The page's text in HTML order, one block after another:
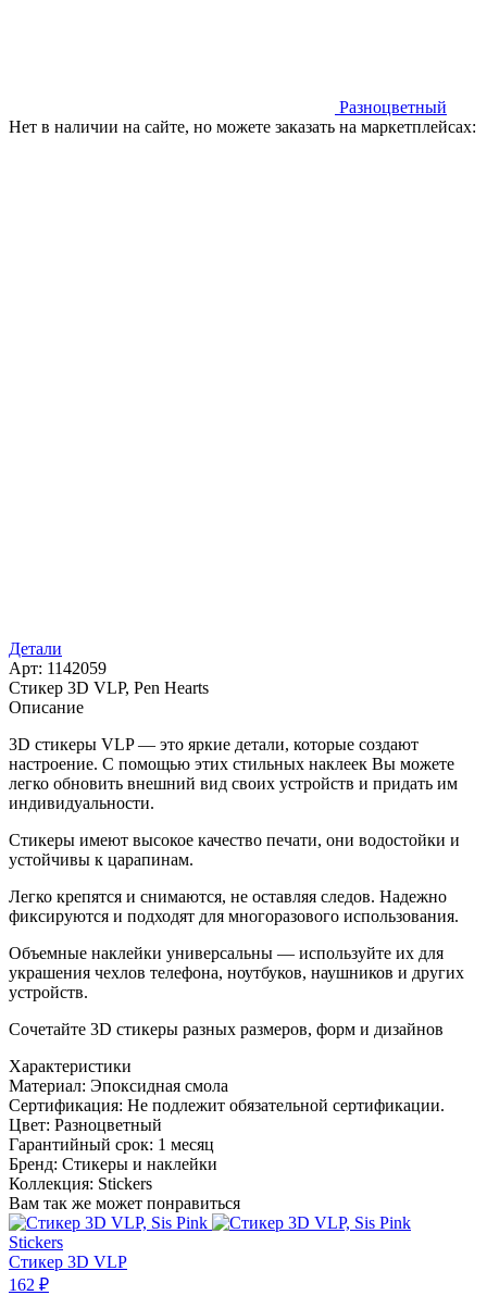
Разноцветный
Нет в наличии на сайте, но можете заказать на маркетплейсах:
Детали
Арт: 1142059
Стикер 3D VLP, Pen Hearts
Описание
3D стикеры VLP — это яркие детали, которые создают
настроение. С помощью этих стильных наклеек Вы можете
легко обновить внешний вид своих устройств и придать им
индивидуальности.
Стикеры имеют высокое качество печати, они водостойки и
устойчивы к царапинам.
Легко крепятся и снимаются, не оставляя следов. Надежно
фиксируются и подходят для многоразового использования.
Объемные наклейки универсальны — используйте их для
украшения чехлов телефона, ноутбуков, наушников и других
устройств.
Сочетайте 3D стикеры разных размеров, форм и дизайнов
Характеристики
Материал: Эпоксидная смола
Сертификация: Не подлежит обязательной сертификации.
Цвет: Разноцветный
Гарантийный срок: 1 месяц
Бренд: Стикеры и наклейки
Коллекция: Stickers
Вам так же может понравиться
Stickers
Стикер 3D VLP
162 ₽